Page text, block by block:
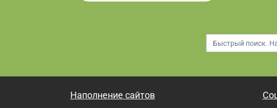
Наполнение сайтов